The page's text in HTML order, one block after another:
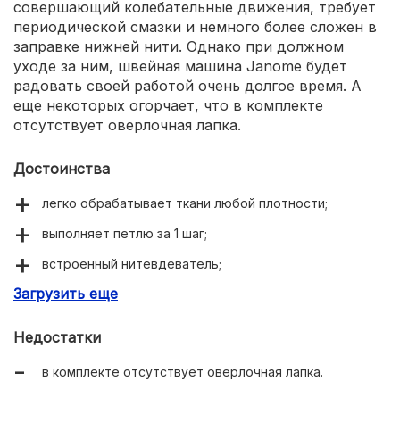
совершающий колебательные движения, требует
периодической смазки и немного более сложен в
заправке нижней нити. Однако при должном
уходе за ним, швейная машина Janome будет
радовать своей работой очень долгое время. А
еще некоторых огорчает, что в комплекте
отсутствует оверлочная лапка.
Достоинства
легко обрабатывает ткани любой плотности;
выполняет петлю за 1 шаг;
встроенный нитевдеватель;
эргономичное расположение элементов управления;
Загрузить еще
Недостатки
в комплекте отсутствует оверлочная лапка.